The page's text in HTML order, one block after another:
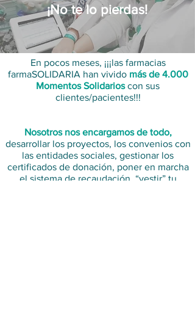
¡No te lo pierdas!
En pocos meses, ¡¡¡las farmacias
farmaSOLIDARIA han vivido más de 4.000
Momentos Solidarioscon sus
clientes/pacientes!!!
Nosotros nos encargamos de todo,
desarrollar los proyectos, los convenios con
las entidades sociales, gestionar los
certificados de donación, poner en marcha
el sistema de recaudación, “vestir” tu